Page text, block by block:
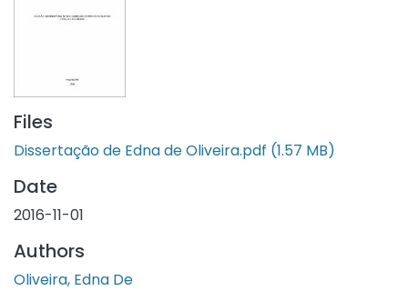
Files
Dissertação de Edna de Oliveira.pdf (1.57 MB)
Date
2016-11-01
Authors
Oliveira, Edna De